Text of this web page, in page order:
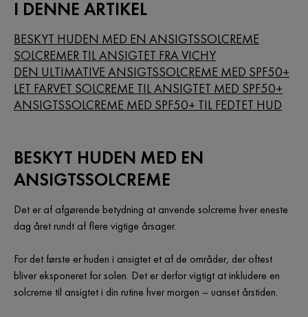
I DENNE ARTIKEL
BESKYT HUDEN MED EN ANSIGTSSOLCREME
SOLCREMER TIL ANSIGTET FRA VICHY
DEN ULTIMATIVE ANSIGTSSOLCREME MED SPF50+
LET FARVET SOLCREME TIL ANSIGTET MED SPF50+
ANSIGTSSOLCREME MED SPF50+ TIL FEDTET HUD
BESKYT HUDEN MED EN
ANSIGTSSOLCREME
Det er af afgørende betydning at anvende solcreme hver eneste
dag året rundt af flere vigtige årsager.
For det første er huden i ansigtet et af de områder, der oftest
bliver eksponeret for solen. Det er derfor vigtigt at inkludere en
solcreme til ansigtet i din rutine hver morgen – uanset årstiden.